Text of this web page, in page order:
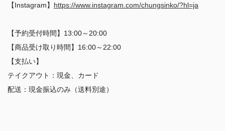
【Instagram】 https://www.instagram.com/chungsinko/?hl=ja
【予約受付時間】13:00～20:00
【商品受け取り時間】16:00～22:00
【支払い】
テイクアウト：現金、カード
配送：現金振込のみ（送料別途）